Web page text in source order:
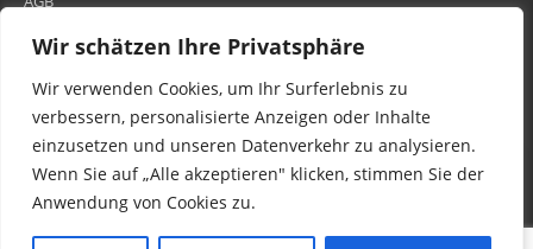
Wir schätzen Ihre Privatsphäre
Wir verwenden Cookies, um Ihr Surferlebnis zu
verbessern, personalisierte Anzeigen oder Inhalte
einzusetzen und unseren Datenverkehr zu analysieren.
Wenn Sie auf „Alle akzeptieren" klicken, stimmen Sie der
Anwendung von Cookies zu.
WIR SIND IN DER GESAMTEN SCHWEIZ TÄTIG
© 2016-2023 Egora Wohnen AG in Schweiz - Parkett Reparatur (schleifen, ölen
Bewertungen
Kundenbewertungen und Erfahrungen zu
Egora GmbH
MANGELHAFT